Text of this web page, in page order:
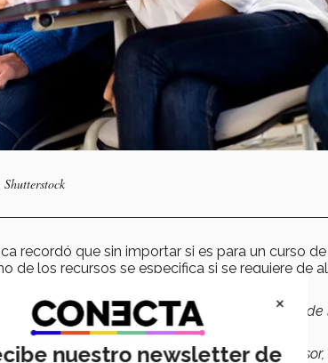
recordó que sin importar si es para un curso de
de los recursos se especifica si se requiere de
una tecnología, que debe estar dentro de
por el Tec.
de diseño, etcétera. Se busca que el profesor,
×
nuestro newsletter de